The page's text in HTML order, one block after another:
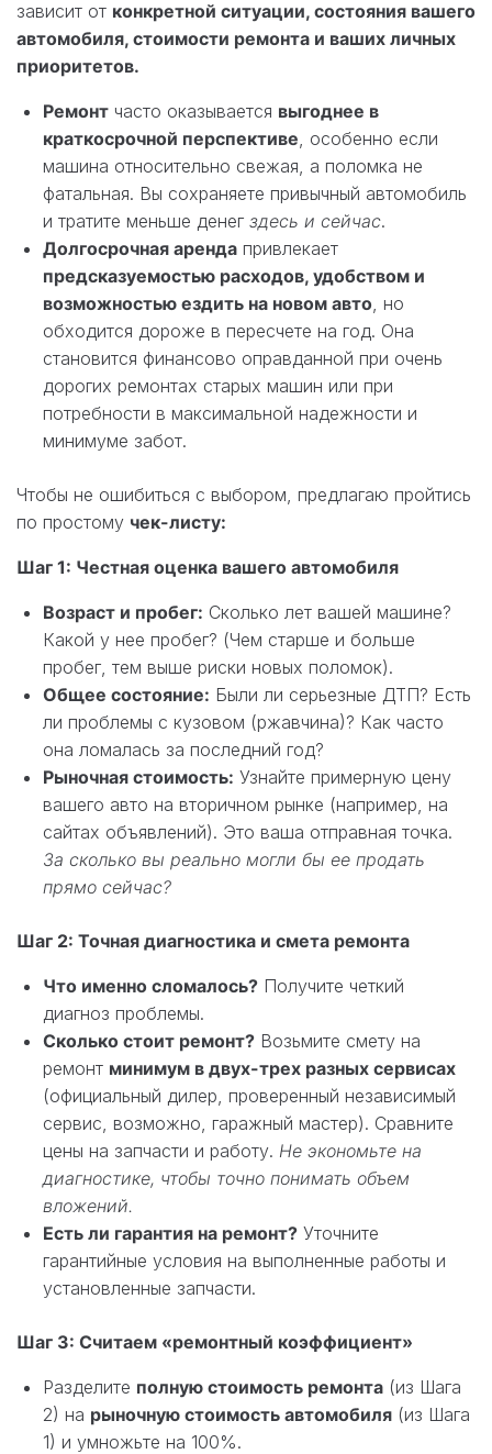
зависит от конкретной ситуации, состояния вашего
автомобиля, стоимости ремонта и ваших личных
приоритетов.
Ремонт часто оказывается выгоднее в
краткосрочной перспективе , особенно если
машина относительно свежая, а поломка не
фатальная. Вы сохраняете привычный автомобиль
и тратите меньше денег здесь и сейчас.
Долгосрочная аренда привлекает
предсказуемостью расходов, удобством и
возможностью ездить на новом авто , но
обходится дороже в пересчете на год. Она
становится финансово оправданной при очень
дорогих ремонтах старых машин или при
потребности в максимальной надежности и
минимуме забот.
Чтобы не ошибиться с выбором, предлагаю пройтись
по простому чек-листу:
Шаг 1: Честная оценка вашего автомобиля
Возраст и пробег: Сколько лет вашей машине?
Какой у нее пробег? (Чем старше и больше
пробег, тем выше риски новых поломок).
Общее состояние: Были ли серьезные ДТП? Есть
ли проблемы с кузовом (ржавчина)? Как часто
она ломалась за последний год?
Рыночная стоимость: Узнайте примерную цену
вашего авто на вторичном рынке (например, на
сайтах объявлений). Это ваша отправная точка.
За сколько вы реально могли бы ее продать
прямо сейчас?
Шаг 2: Точная диагностика и смета ремонта
Что именно сломалось? Получите четкий
диагноз проблемы.
Сколько стоит ремонт? Возьмите смету на
ремонт минимум в двух-трех разных сервисах
(официальный дилер, проверенный независимый
сервис, возможно, гаражный мастер). Сравните
цены на запчасти и работу. Не экономьте на
диагностике, чтобы точно понимать объем
вложений.
Есть ли гарантия на ремонт? Уточните
гарантийные условия на выполненные работы и
установленные запчасти.
Шаг 3: Считаем «ремонтный коэффициент»
Разделите полную стоимость ремонта (из Шага
2) на рыночную стоимость автомобиля (из Шага
1) и умножьте на 100%.